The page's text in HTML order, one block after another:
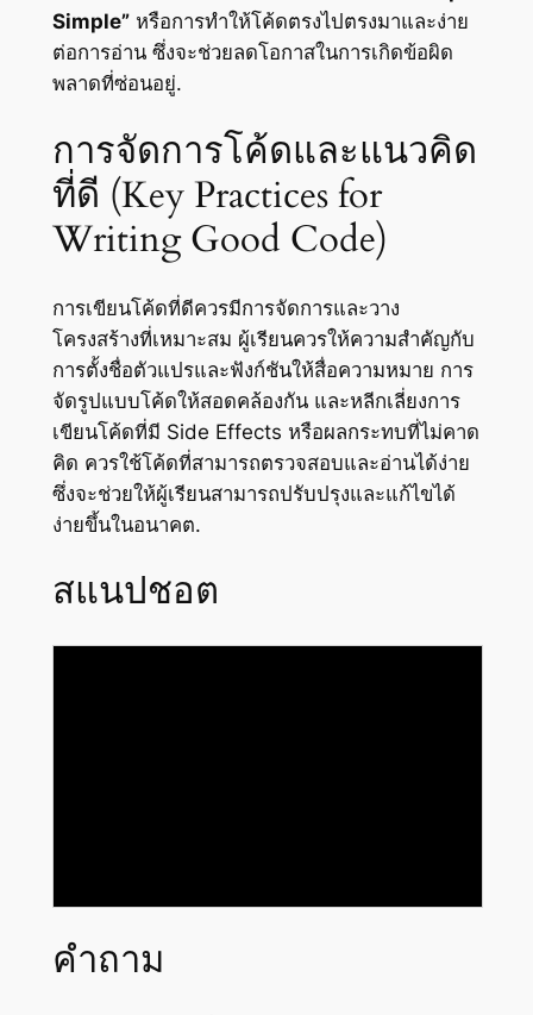
Simple”หรือการทำให้โค้ดตรงไปตรงมาและง่าย
ต่อการอ่าน ซึ่งจะช่วยลดโอกาสในการเกิดข้อผิด
พลาดที่ซ่อนอยู่.
การจัดการโค้ดและแนวคิด
ที่ดี (Key Practices for
Writing Good Code)
การเขียนโค้ดที่ดีควรมีการจัดการและวาง
โครงสร้างที่เหมาะสม ผู้เรียนควรให้ความสำคัญกับ
การตั้งชื่อตัวแปรและฟังก์ชันให้สื่อความหมาย การ
จัดรูปแบบโค้ดให้สอดคล้องกัน และหลีกเลี่ยงการ
เขียนโค้ดที่มี Side Effects หรือผลกระทบที่ไม่คาด
คิด ควรใช้โค้ดที่สามารถตรวจสอบและอ่านได้ง่าย
ซึ่งจะช่วยให้ผู้เรียนสามารถปรับปรุงและแก้ไขได้
ง่ายขึ้นในอนาคต.
สแนปชอต
คำถาม